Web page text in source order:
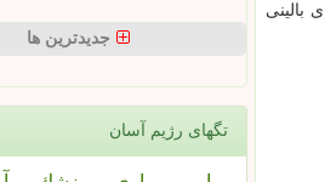
بالینی
جدیدترین ها
تگهای رژیم آسان